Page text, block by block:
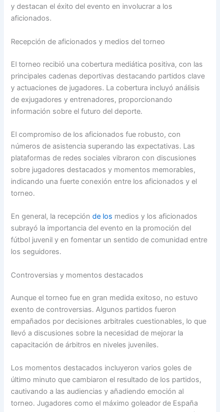
y destacan el éxito del evento en involucrar a los
aficionados.
Recepción de aficionados y medios del torneo
El torneo recibió una cobertura mediática positiva, con las
principales cadenas deportivas destacando partidos clave
y actuaciones de jugadores. La cobertura incluyó análisis
de exjugadores y entrenadores, proporcionando
información sobre el futuro del deporte.
El compromiso de los aficionados fue robusto, con
números de asistencia superando las expectativas. Las
plataformas de redes sociales vibraron con discusiones
sobre jugadores destacados y momentos memorables,
indicando una fuerte conexión entre los aficionados y el
torneo.
En general, la recepciónde los medios y los aficionados
subrayó la importancia del evento en la promoción del
fútbol juvenil y en fomentar un sentido de comunidad entre
los seguidores.
Controversias y momentos destacados
Aunque el torneo fue en gran medida exitoso, no estuvo
exento de controversias. Algunos partidos fueron
empañados por decisiones arbitrales cuestionables, lo que
llevó a discusiones sobre la necesidad de mejorar la
capacitación de árbitros en niveles juveniles.
Los momentos destacados incluyeron varios goles de
último minuto que cambiaron el resultado de los partidos,
cautivando a las audiencias y añadiendo emoción al
torneo. Jugadores como el máximo goleador de España